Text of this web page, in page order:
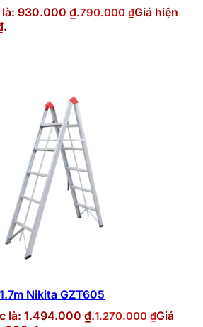
là: 930.000 ₫.790.000 ₫Giá hiện
Nikita GZT605
là: 1.494.000 ₫.1.270.000 ₫Giá